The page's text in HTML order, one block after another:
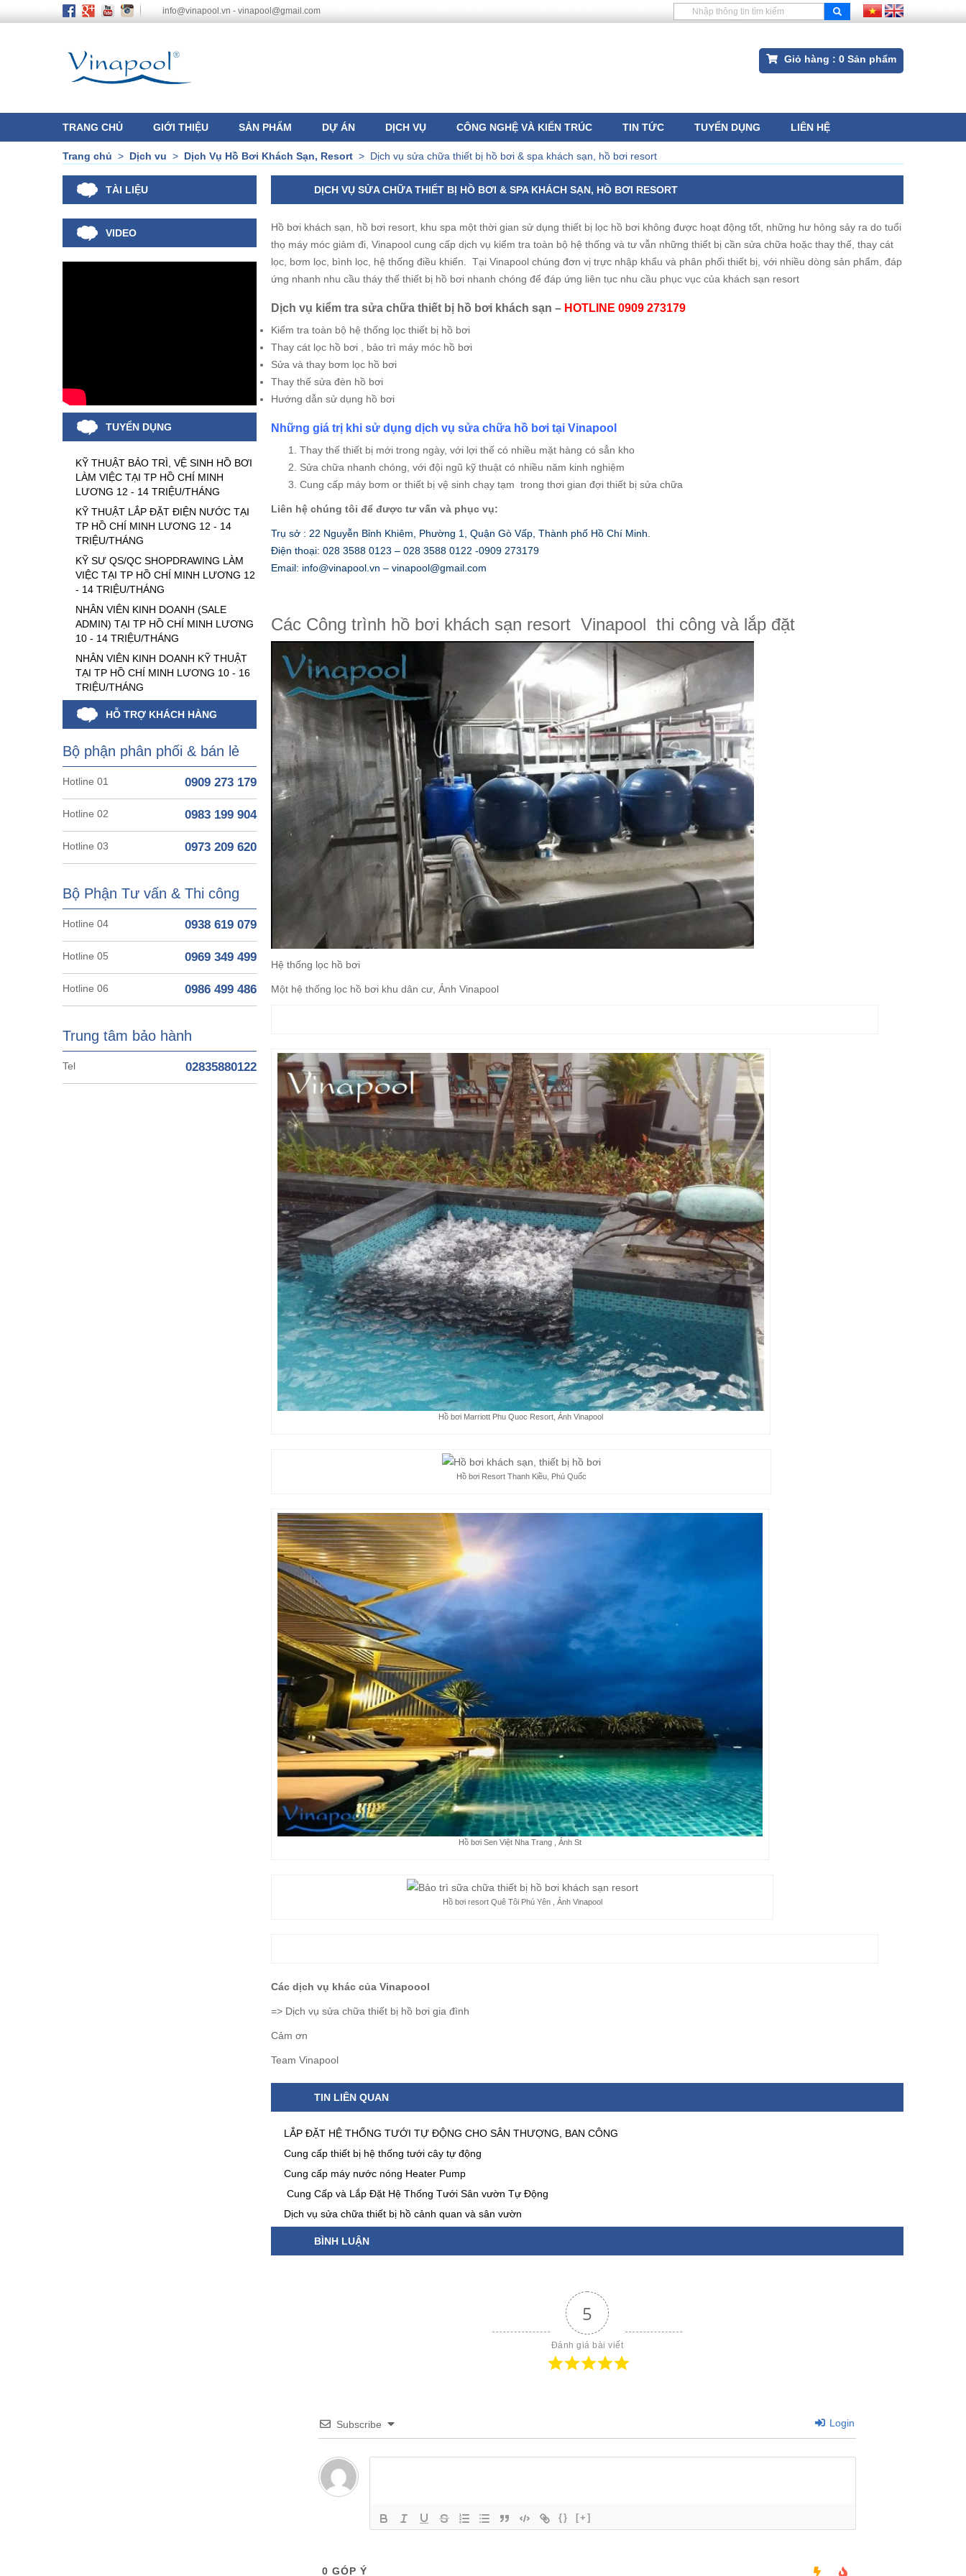
info@vinapool.vn - vinapool@gmail.com
Giỏ hàng : 0 Sản phẩm
TRANG CHỦ GIỚI THIỆU SẢN PHẨM DỰ ÁN DỊCH VỤ CÔNG NGHỆ VÀ KIẾN TRÚC TIN TỨC TUYỂN DỤNG LIÊN HỆ
Trang chủ > Dịch vu > Dịch Vụ Hồ Bơi Khách Sạn, Resort > Dịch vụ sửa chữa thiết bị hồ bơi & spa khách sạn, hồ bơi resort
TÀI LIỆU
VIDEO
TUYỂN DỤNG
KỸ THUẬT BẢO TRÌ, VỆ SINH HỒ BƠI
LÀM VIỆC TẠI TP HỒ CHÍ MINH
LƯƠNG 12 - 14 TRIỆU/THÁNG
KỸ THUẬT LẮP ĐẶT ĐIỆN NƯỚC TẠI
TP HỒ CHÍ MINH LƯƠNG 12 - 14
TRIỆU/THÁNG
KỸ SƯ QS/QC SHOPDRAWING LÀM
VIỆC TẠI TP HỒ CHÍ MINH LƯƠNG 12
- 14 TRIỆU/THÁNG
NHÂN VIÊN KINH DOANH (SALE
ADMIN) TẠI TP HỒ CHÍ MINH LƯƠNG
10 - 14 TRIỆU/THÁNG
NHÂN VIÊN KINH DOANH KỸ THUẬT
TẠI TP HỒ CHÍ MINH LƯƠNG 10 - 16
TRIỆU/THÁNG
HỖ TRỢ KHÁCH HÀNG
Bộ phận phân phối & bán lẻ
Hotline 01 0909 273 179
Hotline 02 0983 199 904
Hotline 03 0973 209 620
Bộ Phận Tư vấn & Thi công
Hotline 04 0938 619 079
Hotline 05 0969 349 499
Hotline 06 0986 499 486
Trung tâm bảo hành
Tel 02835880122
DỊCH VỤ SỬA CHỮA THIẾT BỊ HỒ BƠI & SPA KHÁCH SẠN, HỒ BƠI RESORT
Hồ bơi khách sạn, hồ bơi resort, khu spa một thời gian sử dụng thiết bị lọc hồ bơi không được hoạt động tốt, những hư hỏng sảy ra do tuổi
thọ máy móc giảm đi, Vinapool cung cấp dịch vụ kiểm tra toàn bộ hệ thống và tư vẫn những thiết bị cần sửa chữa hoặc thay thế, thay cát
lọc, bơm lọc, bình lọc, hệ thống điều khiển. Tại Vinapool chúng đơn vị trực nhập khẩu và phân phối thiết bị, với nhiều dòng sản phẩm, đáp
ứng nhanh nhu cầu tháy thế thiết bị hồ bơi nhanh chóng để đáp ứng liên tục nhu cầu phục vục của khách sạn resort
Dịch vụ kiểm tra sửa chữa thiết bị hồ bơi khách sạn – HOTLINE 0909 273179
Kiểm tra toàn bộ hệ thống lọc thiết bị hồ bơi
Thay cát lọc hồ bơi , bảo trì máy móc hồ bơi
Sửa và thay bơm lọc hồ bơi
Thay thế sửa đèn hồ bơi
Hướng dẫn sử dụng hồ bơi
Những giá trị khi sử dụng dịch vụ sửa chữa hồ bơi tại Vinapool
Thay thế thiết bị mới trong ngày, với lợi thế có nhiều mặt hàng có sẳn kho
Sửa chữa nhanh chóng, với đội ngũ kỹ thuật có nhiều năm kinh nghiệm
Cung cấp máy bơm or thiết bị vệ sinh chạy tạm trong thơi gian đợi thiết bị sửa chữa
Liên hệ chúng tôi để được tư vấn và phục vụ:
Trụ sở : 22 Nguyễn Bỉnh Khiêm, Phường 1, Quận Gò Vấp, Thành phố Hồ Chí Minh.
Điện thoại: 028 3588 0123 – 028 3588 0122 -0909 273179
Email: info@vinapool.vn – vinapool@gmail.com
Các Công trình hồ bơi khách sạn resort Vinapool thi công và lắp đặt
Hệ thống lọc hồ bơi
Một hệ thống lọc hồ bơi khu dân cư, Ảnh Vinapool
Hồ bơi Marriott Phu Quoc Resort, Ảnh Vinapool
Hồ bơi Resort Thanh Kiều, Phú Quốc
Hồ bơi Sen Việt Nha Trang , Ảnh St
Hồ bơi resort Quê Tôi Phú Yên , Ảnh Vinapool
Các dịch vụ khác của Vinapoool
=> Dịch vụ sửa chữa thiết bị hồ bơi gia đình
Cảm ơn
Team Vinapool
TIN LIÊN QUAN
LẮP ĐẶT HỆ THỐNG TƯỚI TỰ ĐỘNG CHO SÂN THƯỢNG, BAN CÔNG
Cung cấp thiết bị hệ thống tưới cây tự động
Cung cấp máy nước nóng Heater Pump
Cung Cấp và Lắp Đặt Hệ Thống Tưới Sân vườn Tự Động
Dịch vụ sửa chữa thiết bị hồ cảnh quan và sân vườn
BÌNH LUẬN
5
Đánh giá bài viết
Subscribe Login
{} [+]
0 GÓP Ý